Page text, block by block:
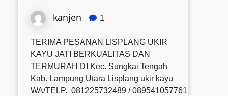
kanjen 1
TERIMA PESANAN LISPLANG UKIR
KAYU JATI BERKUALITAS DAN
TERMURAH DI Kec. Sungkai Tengah
Kab. Lampung Utara Lisplang ukir kayu
WA/TELP. 081225732489 / 0895410577613 /